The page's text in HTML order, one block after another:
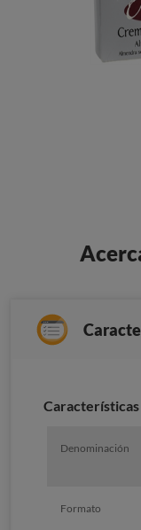
Caracterí­sticas
Denominación
Formato